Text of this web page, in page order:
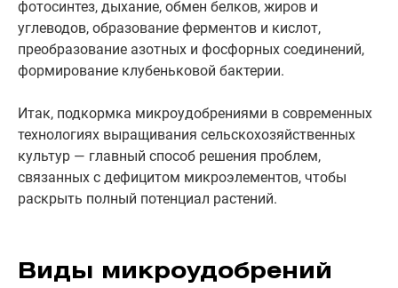
фотосинтез, дыхание, обмен белков, жиров и
углеводов, образование ферментов и кислот,
преобразование азотных и фосфорных соединений,
формирование клубеньковой бактерии.
Итак, подкормка микроудобрениями в современных
технологиях выращивания сельскохозяйственных
культур — главный способ решения проблем,
связанных с дефицитом микроэлементов, чтобы
раскрыть полный потенциал растений.
Виды микроудобрений